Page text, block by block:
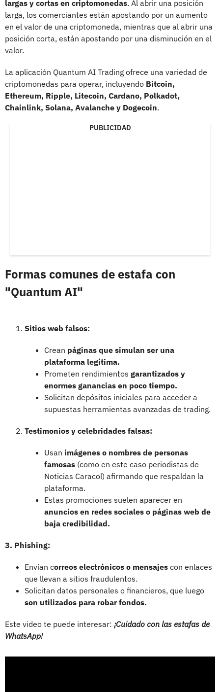
largas y cortas en criptomonedas. Al abrir una posición
larga, los comerciantes están apostando por un aumento
en el valor de una criptomoneda, mientras que al abrir una
posición corta, están apostando por una disminución en el
valor.
La aplicación Quantum AI Trading ofrece una variedad de
criptomonedas para operar, incluyendo Bitcoin,
Ethereum, Ripple, Litecoin, Cardano, Polkadot,
Chainlink, Solana, Avalanche y Dogecoin.
PUBLICIDAD
Formas comunes de estafa con
"Quantum AI"
Sitios web falsos:
Crean páginas que simulan ser una
plataforma legítima.
Prometen rendimientos garantizados y
enormes ganancias en poco tiempo.
Solicitan depósitos iniciales para acceder a
supuestas herramientas avanzadas de trading.
Testimonios y celebridades falsas:
Usan imágenes o nombres de personas
famosas (como en este caso periodistas de
Noticias Caracol) afirmando que respaldan la
plataforma.
Estas promociones suelen aparecer en
anuncios en redes sociales o páginas web de
baja credibilidad.
3. Phishing:
Envían correos electrónicos o mensajes con enlaces
que llevan a sitios fraudulentos.
Solicitan datos personales o financieros, que luego
son utilizados para robar fondos.
Este video te puede interesar: ¡Cuidado con las estafas de
WhatsApp!